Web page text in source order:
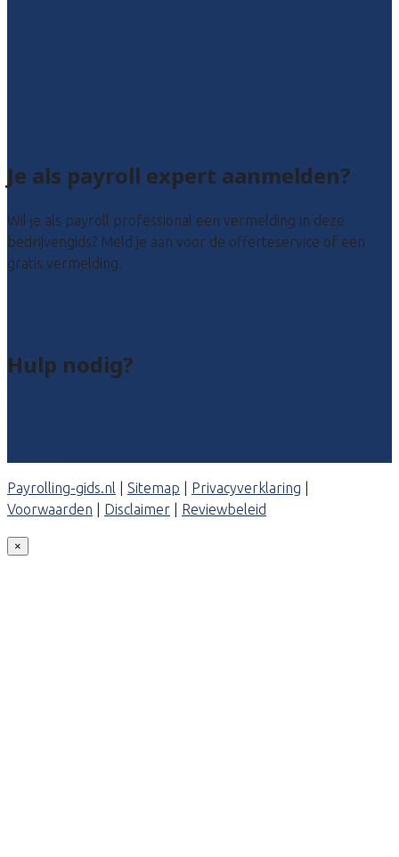
Je als payroll expert aanmelden?
Wil je als payroll professional een vermelding in deze
bedrijvengids? Meld je aan voor de offerteservice of een
gratis vermelding.
Hulp nodig?
Payrolling-gids.nl Sitemap Privacyverklaring
Voorwaarden
Disclaimer Reviewbeleid
×